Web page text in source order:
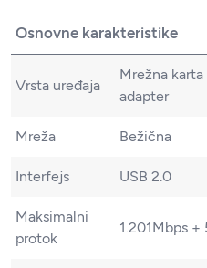
Osnovne karakteristike
Vrsta uređaja
Mrežna
adapter
Mreža Bežična
Interfejs USB 2.0
Maksimalni
protok
1.201Mbps